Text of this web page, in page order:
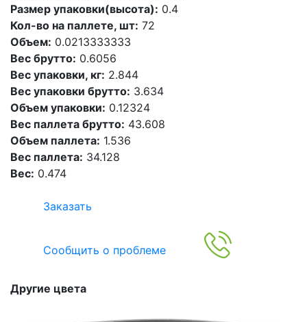
Размер упаковки(высота): 0.4
Кол-во на паллете, шт: 72
Объем: 0.0213333333
Вес брутто: 0.6056
Вес упаковки, кг: 2.844
Вес упаковки брутто: 3.634
Объем упаковки: 0.12324
Вес паллета брутто: 43.608
Объем паллета: 1.536
Вес паллета: 34.128
Вес: 0.474
Заказать
Сообщить о проблеме
Другие цвета